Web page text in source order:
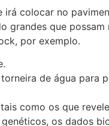
colocar no
grandes que
por exemplo.
de água para
como os que
os dados